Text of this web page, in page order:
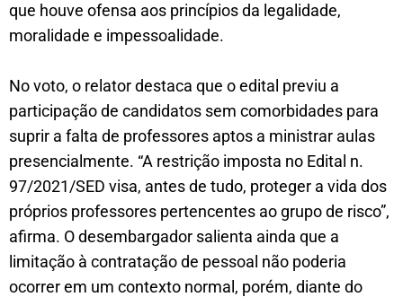
que houve ofensa aos princípios da legalidade,
moralidade e impessoalidade.
No voto, o relator destaca que o edital previu a
participação de candidatos sem comorbidades para
suprir a falta de professores aptos a ministrar aulas
presencialmente. “A restrição imposta no Edital n.
97/2021/SED visa, antes de tudo, proteger a vida dos
próprios professores pertencentes ao grupo de risco”,
afirma. O desembargador salienta ainda que a
limitação à contratação de pessoal não poderia
ocorrer em um contexto normal, porém, diante do